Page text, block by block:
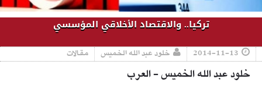
تركيا.. والاقتصاد الأخلاقي المؤسسي
2014-11-13 خلود عبد الله الخميس مقالات
خلود عبد الله الخميس - العرب